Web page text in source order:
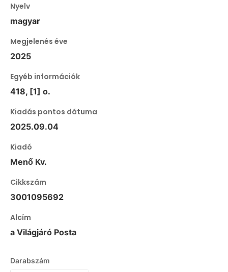
Nyelv
magyar
Megjelenés éve
2025
Egyéb információk
418, [1] o.
Kiadás pontos dátuma
2025.09.04
Kiadó
Menő Kv.
Cikkszám
3001095692
Alcím
a Világjáró Posta
Darabszám